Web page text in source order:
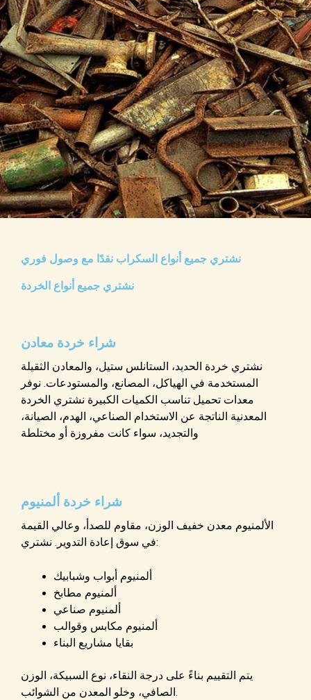
نشتري جميع أنواع السكراب نقدًا مع وصول فوري
نشتري جميع أنواع الخردة
نشتري خردة الحديد، الستانلس ستيل، والمعادن الثقيلة
المستخدمة في الهياكل، المصانع، والمستودعات. نوفر
معدات تحميل تناسب الكميات الكبيرة نشتري الخردة
المعدنية الناتجة عن الاستخدام الصناعي، الهدم، الصيانة،
والتجديد، سواء كانت مفروزة أو مختلطة
شراء خردة ألمنيوم
الألمنيوم معدن خفيف الوزن، مقاوم للصدأ، وعالي القيمة
في سوق إعادة التدوير. نشتري:
ألمنيوم أبواب وشبابيك
ألمنيوم مطابخ
ألمنيوم صناعي
ألمنيوم مكابس وقوالب
بقايا مشاريع البناء
يتم التقييم بناءً على درجة النقاء، نوع السبيكة، الوزن
الصافي، وخلو المعدن من الشوائب.